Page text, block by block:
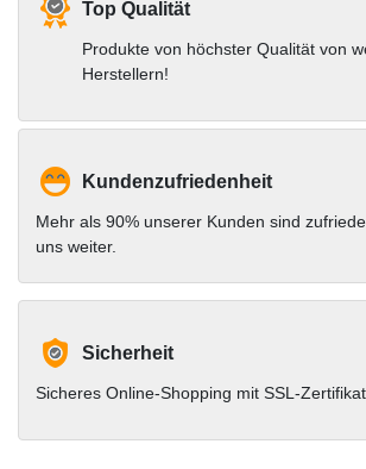
Top Qualität
Produkte von höchster Qualität von
Herstellern!
Kundenzufriedenheit
Mehr als 90% unserer Kunden sind
uns weiter.
Sicherheit
Sicheres Online-Shopping mit SSL-